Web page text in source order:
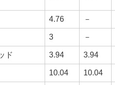
4.76 －
3 －
ド 3.94 3.94
10.04 10.04